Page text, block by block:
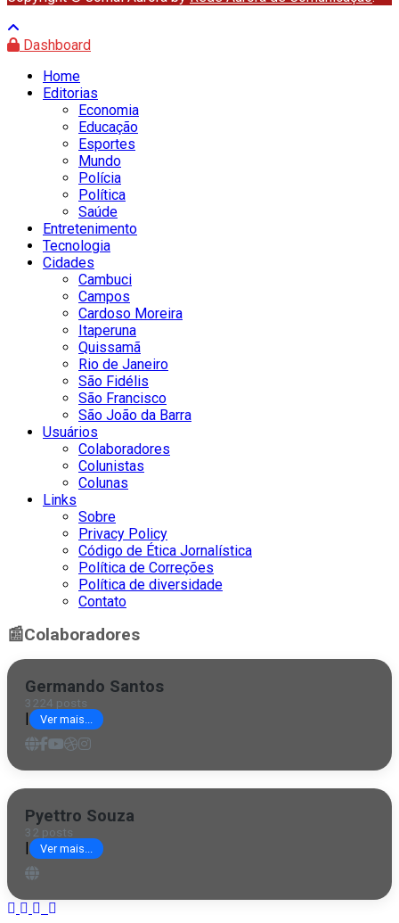
Dashboard
Home
Editorias
Economia
Educação
Esportes
Mundo
Polícia
Política
Saúde
Entretenimento
Tecnologia
Cidades
Cambuci
Campos
Cardoso Moreira
Itaperuna
Quissamã
Rio de Janeiro
São Fidélis
São Francisco
São João da Barra
Usuários
Colaboradores
Colunistas
Colunas
Links
Sobre
Privacy Policy
Código de Ética Jornalística
Política de Correções
Política de diversidade
Contato
📰Colaboradores
Germando Santos
3224 posts
| Ver mais...
Pyettro Souza
32 posts
| Ver mais...